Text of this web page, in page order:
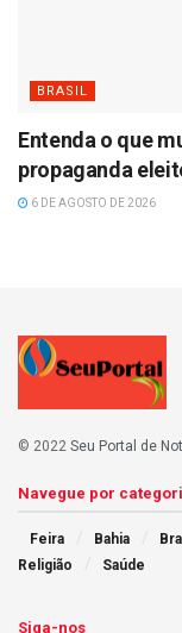
BRASIL
Entenda o que
propaganda
6 DE AGOSTO DE 2026
© 2022 Seu Portal de
Navegue por
Feira Bahia
Religião
Saúde
Siga-nos